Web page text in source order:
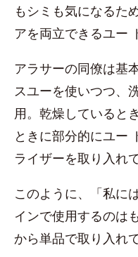
もシミも気になるた
アを両立できるユー
アラサーの同僚は基
スユーを使いつつ、
用。乾燥していると
ときに部分的にユー
ライザーを取り入れ
このように、「私に
インで使用するのは
から単品で取り入れ